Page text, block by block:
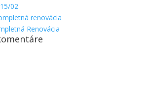
02
renovácia
Renovácia